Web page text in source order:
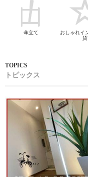
傘立て
おしゃれイ
貨
トピックス